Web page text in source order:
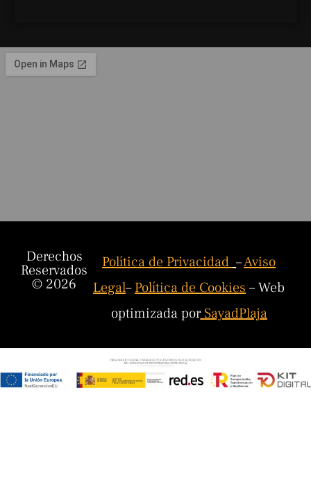
Derechos
Reservados
© 2026
Política de Privacidad–Aviso
Legal–Política de Cookies– Web
optimizada porSayadPlaja